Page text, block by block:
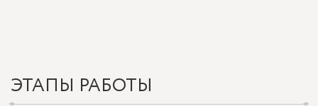
ЭТАПЫ РАБОТЫ